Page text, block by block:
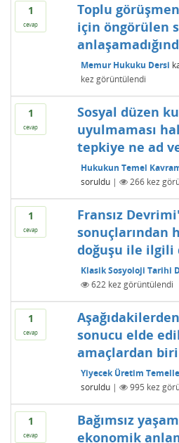
1
cevap
Toplu
için öngörülen
Memur Hukuku Dersi
kez görüntülendi
1
cevap
Sosyal düzen
uyulmaması
tepkiye ne ad
Hukukun Temel
soruldu | 266kez
1
cevap
Fransız
sonuçlarından
doğuşu ile ilgili
Klasik Sosyoloji Tarihi
622kez görüntülendi
1
cevap
sonucu elde
amaçlardan
Yiyecek Üretim
soruldu | 995 kez
1
cevap
Bağımsız
ekonomik